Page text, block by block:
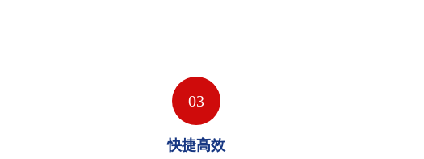
03
快捷高效